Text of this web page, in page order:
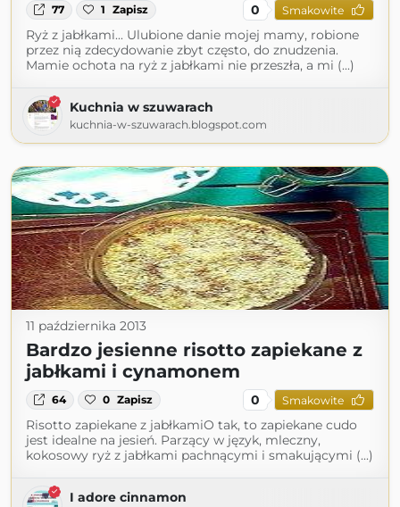
77 1 Zapisz 0 Smakowite
Ryż z jabłkami... Ulubione danie mojej mamy, robione
przez nią zdecydowanie zbyt często, do znudzenia.
Mamie ochota na ryż z jabłkami nie przeszła, a mi (...)
Kuchnia w szuwarach
kuchnia-w-szuwarach.blogspot.com
11 października 2013
Bardzo jesienne risotto zapiekane z
jabłkami i cynamonem
64 0 Zapisz 0 Smakowite
Risotto zapiekane z jabłkamiO tak, to zapiekane cudo
jest idealne na jesień. Parzący w język, mleczny,
kokosowy ryż z jabłkami pachnącymi i smakującymi (...)
I adore cinnamon